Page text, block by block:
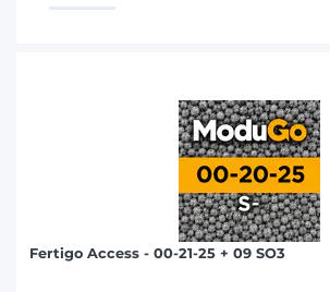
Fertigo Access - 00-21-25 + 09 SO3